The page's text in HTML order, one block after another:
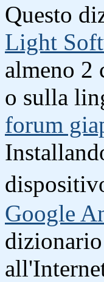
Questo
Light
almeno 2
o sulla
forum
Google
dizionario